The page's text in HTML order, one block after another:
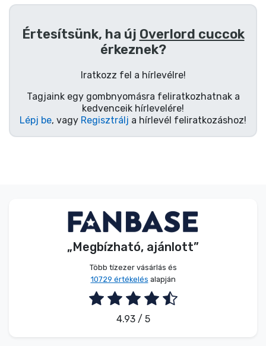
Értesítsünk, ha új Overlord cuccok
érkeznek?
Iratkozz fel a hírlevélre!
Tagjaink egy gombnyomásra feliratkozhatnak a
kedvenceik hírlevelére!
Lépj be, vagy Regisztrálj a hírlevél feliratkozáshoz!
„Megbízható, ajánlott”
Több tízezer vásárlás és
10729 értékelés alapján
4.93 / 5
Zenés cuccok
Terméktípusok
Márkák